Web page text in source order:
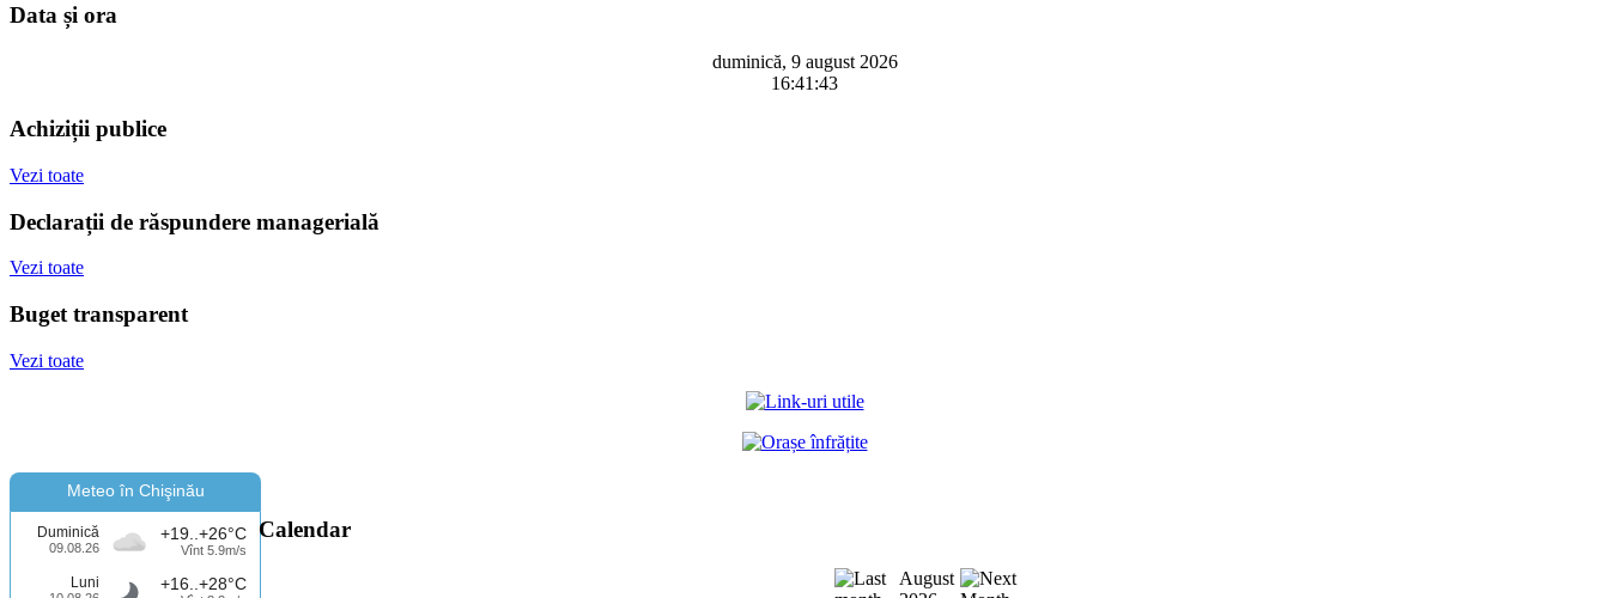
Data și ora
duminică, 9 august 2026
16:41:43
Achiziții publice
Vezi toate
Declarații de răspundere managerială
Vezi toate
Buget transparent
Vezi toate
Meteo în Chişinău
Duminică
09.08.26
+19..+26°C
Vînt 5.9m/s
Luni +16..+28°C
Calendar
August